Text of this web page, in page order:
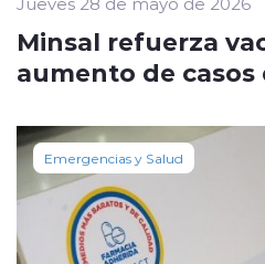
Minsal refuerza
aumento de casos
Emergencias y Salud